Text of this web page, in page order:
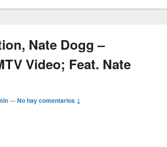
Nate Dogg –
Video; Feat. Nate
—No hay comentarios ↓